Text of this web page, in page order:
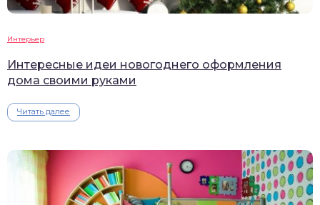
Интерьер
Интересные идеи новогоднего оформления
дома своими руками
Читать далее